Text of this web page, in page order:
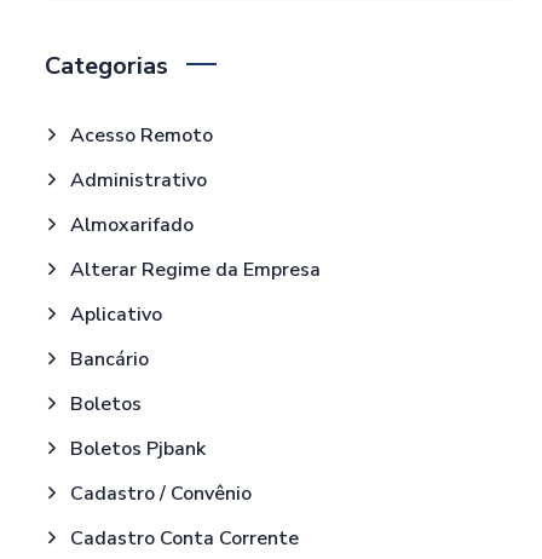
Categorias
Acesso Remoto
Administrativo
Almoxarifado
Alterar Regime da Empresa
Aplicativo
Bancário
Boletos
Boletos Pjbank
Cadastro / Convênio
Cadastro Conta Corrente